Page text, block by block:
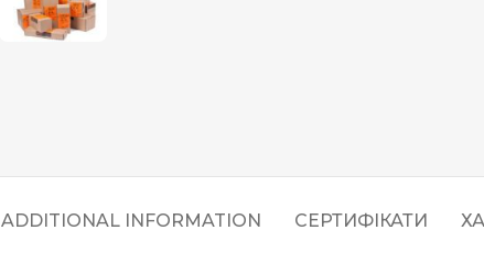
ADDITIONAL INFORMATION СЕРТИФІКАТИ